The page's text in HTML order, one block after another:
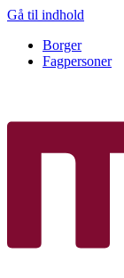
Gå til indhold
Borger
Fagpersoner